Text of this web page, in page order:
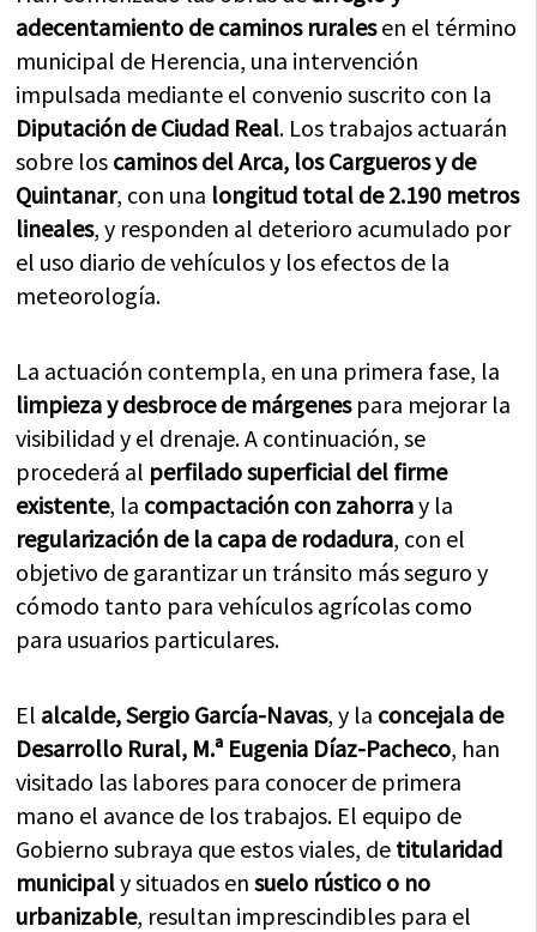
adecentamiento de caminos ruralesen el término
municipal de Herencia, una intervención
impulsada mediante el convenio suscrito con la
Diputación de Ciudad Real. Los trabajos actuarán
sobre los caminos del Arca, los Cargueros y de
Quintanar, con una longitud total de 2.190 metros
lineales, y responden al deterioro acumulado por
el uso diario de vehículos y los efectos de la
meteorología.
La actuación contempla, en una primera fase, la
limpieza y desbroce de márgenespara mejorar la
visibilidad y el drenaje. A continuación, se
procederá al perfilado superficial del firme
existente, la compactación con zahorray la
regularización de la capa de rodadura, con el
objetivo de garantizar un tránsito más seguro y
cómodo tanto para vehículos agrícolas como
para usuarios particulares.
El alcalde, Sergio García-Navas, y la concejala de
Desarrollo Rural, M.ª Eugenia Díaz-Pacheco, han
visitado las labores para conocer de primera
mano el avance de los trabajos. El equipo de
Gobierno subraya que estos viales, de titularidad
municipaly situados ensuelo rústico o no
urbanizable, resultan imprescindibles para el